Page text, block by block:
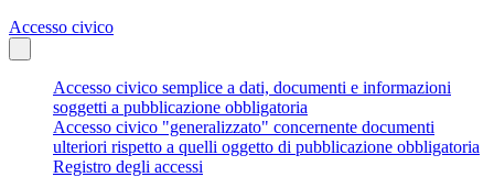
Accesso civico
Accesso civico semplice a dati, documenti e informazioni
soggetti a pubblicazione obbligatoria
Accesso civico "generalizzato" concernente documenti
ulteriori rispetto a quelli oggetto di pubblicazione obbligatoria
Registro degli accessi